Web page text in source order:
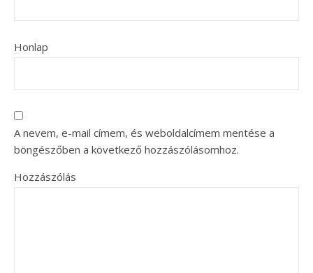
Honlap
A nevem, e-mail címem, és weboldalcímem mentése a
böngészőben a következő hozzászólásomhoz.
Hozzászólás